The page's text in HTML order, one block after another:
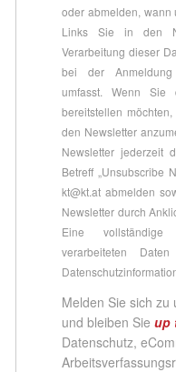
oder abmelden,
Links Sie in den
Verarbeitung dieser
bei der
umfasst. Wenn Sie
bereitstellen
den Newsletter
Newsletter jederzeit
Betreff „Unsubscribe
kt@kt.at abmelden
Newsletter durch
Eine
verarbeiteten
Melden Sie sich zu
und bleiben Sieup
Datenschutz,